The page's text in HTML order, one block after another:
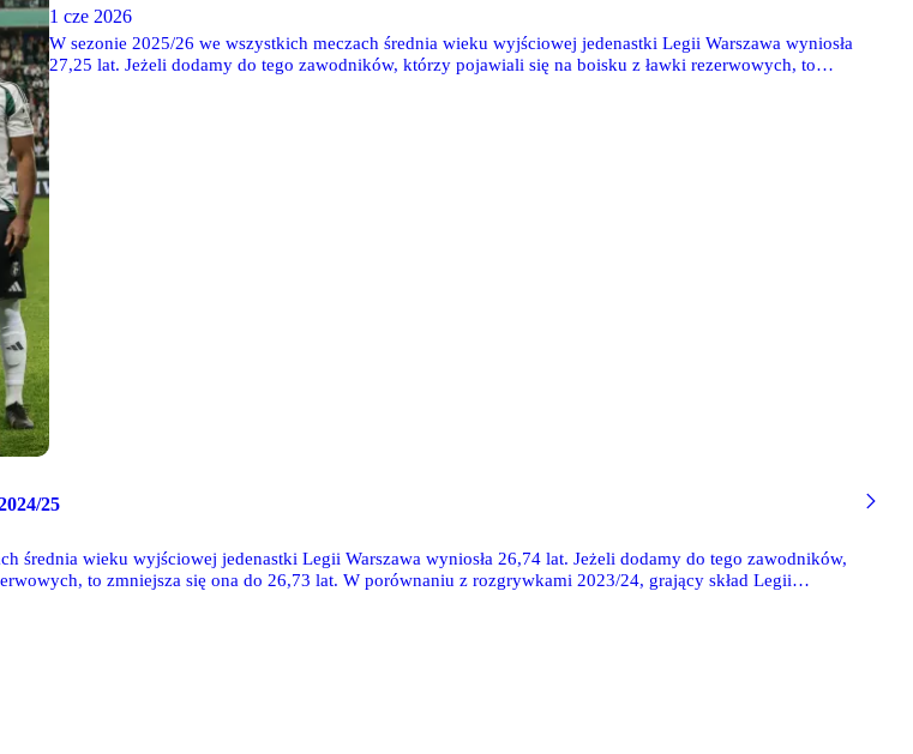
1 cze 2026
W sezonie 2025/26 we wszystkich meczach średnia wieku wyjściowej jedenastki Legii Warszawa wyniosła
27,25 lat. Jeżeli dodamy do tego zawodników, którzy pojawiali się na boisku z ławki rezerwowych, to
25
średnia wieku wyjściowej jedenastki Legii Warszawa wyniosła 26,74 lat. Jeżeli dodamy do tego zawodników,
to zmniejsza się ona do 26,73 lat. W porównaniu z rozgrywkami 2023/24, grający skład Legii